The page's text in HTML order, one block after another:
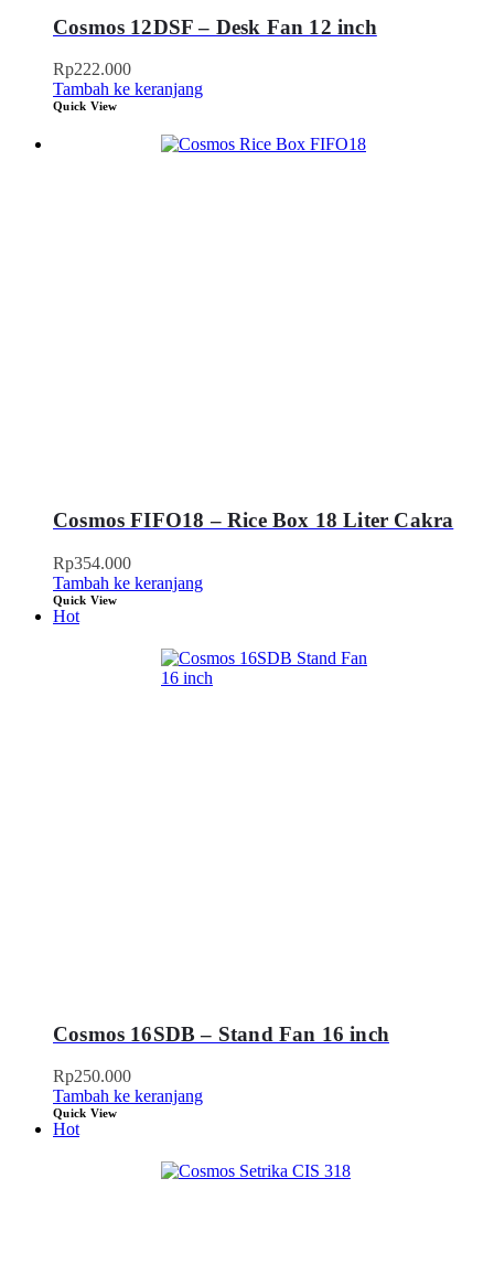
Cosmos 12DSF – Desk Fan 12 inch
Rp222.000
Tambah ke keranjang
Quick View
Cosmos FIFO18 – Rice Box 18 Liter Cakra
Rp354.000
Tambah ke keranjang
Quick View
Hot
Cosmos 16SDB – Stand Fan 16 inch
Rp250.000
Tambah ke keranjang
Quick View
Hot